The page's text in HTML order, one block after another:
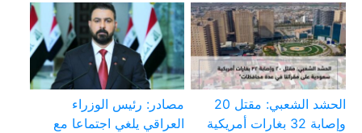
الحشد الشعبي: مقتل 20
وإصابة 32 بغارات أمريكية
مصادر: رئيس الوزراء
العراقي يلغي اجتماعا مع